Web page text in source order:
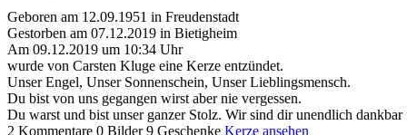
Geboren am 12.09.1951 in Freudenstadt
Gestorben am 07.12.2019 in Bietigheim
Am 09.12.2019 um 10:34 Uhr
wurde von Carsten Kluge eine Kerze entzündet.
Unser Engel, Unser Sonnenschein, Unser Lieblingsmensch.
Du bist von uns gegangen wirst aber nie vergessen.
Du warst und bist unser ganzer Stolz. Wir sind dir unendlich dankbar
2 Kommentare 0 Bilder 9 Geschenke Kerze ansehen